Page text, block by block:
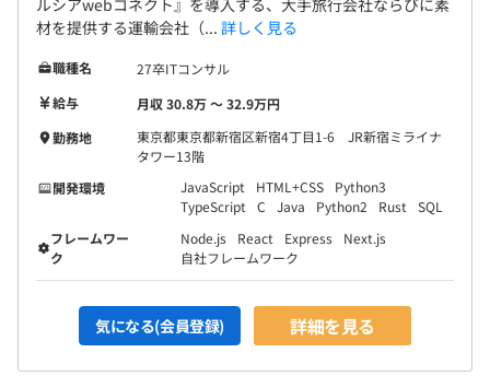
ルシアwebコネクト』を導入する、大手旅行会社ならびに素
材を提供する運輸会社（... 詳しく見る
職種名
27卒ITコンサル
給与
月収 30.8万 〜 32.9万円
勤務地
東京都東京都新宿区新宿4丁目1-6 JR新宿ミライナ
タワー13階
開発環境
JavaScript HTML+CSS
Python3
TypeScript
C Java Python2 Rust
SQL
フレームワー
ク
Node.js React Express
Next.js
自社フレームワーク
気になる(会員登録) 詳細を見る